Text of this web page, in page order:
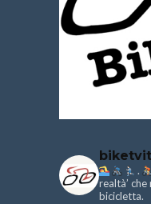
.
realtà’
bicicletta.